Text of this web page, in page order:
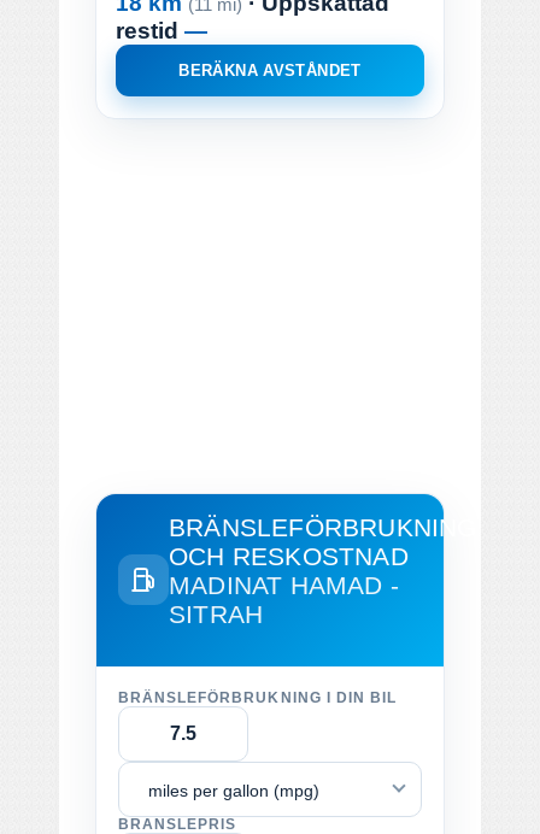
(11 mi)
restid —
BERÄKNA AVSTÅNDET
BRÄNSLEFÖRBRUKNING
OCH RESKOSTNAD
MADINAT HAMAD -
SITRAH
BRÄNSLEFÖRBRUKNING I DIN BIL
miles per gallon (mpg)
BRÄNSLEPRIS